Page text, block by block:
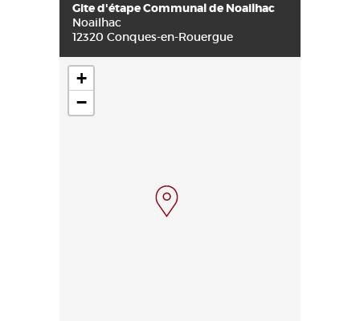
Gite d'étape Communal de Noailhac
Noailhac
12320 Conques-en-Rouergue
+
−